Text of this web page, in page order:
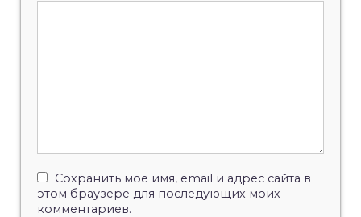
Сохранить моё имя, email и адрес сайта в
этом браузере для последующих моих
комментариев.